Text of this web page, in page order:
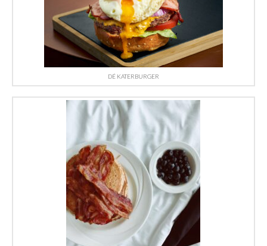
DÉ KATERBURGER